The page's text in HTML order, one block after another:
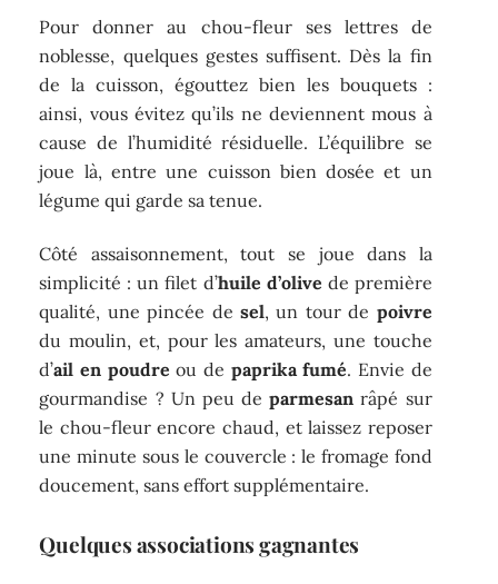
Pour donner au chou-fleur ses lettres de
noblesse, quelques gestes suffisent. Dès la fin
de la cuisson, égouttez bien les bouquets :
ainsi, vous évitez qu’ils ne deviennent mous à
cause de l’humidité résiduelle. L’équilibre se
joue là, entre une cuisson bien dosée et un
légume qui garde sa tenue.
Côté assaisonnement, tout se joue dans la
simplicité : un filet d’huile d’olive de première
qualité, une pincée de sel, un tour de poivre
du moulin, et, pour les amateurs, une touche
d’ail en poudre ou de paprika fumé. Envie de
gourmandise ? Un peu deparmesan râpé sur
le chou-fleur encore chaud, et laissez reposer
une minute sous le couvercle : le fromage fond
doucement, sans effort supplémentaire.
Quelques associations gagnantes